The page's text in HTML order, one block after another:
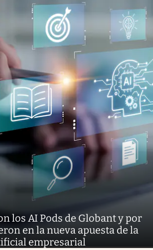
los AI Pods de Globant y por
en la nueva apuesta de la
empresarial